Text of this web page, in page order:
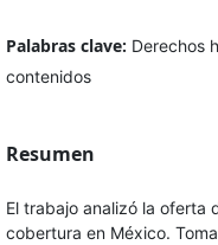
Palabras clave: Derechos
contenidos
Resumen
El trabajo analizó la oferta
cobertura en México.